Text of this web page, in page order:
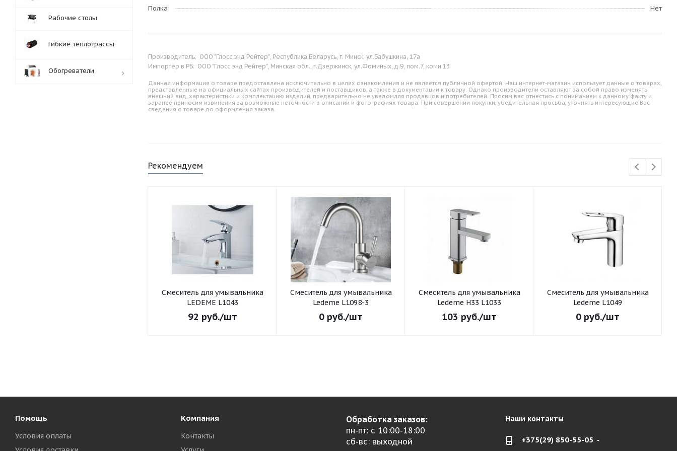
Полка Нет
Производитель: ООО "Глосс энд Рейтер", Республика Беларусь, г. Минск, ул.Бабушкина, 17а
Импортёр в РБ: ООО "Глосс энд Рейтер", Минская обл., г.Дзержинск, ул.Фоминых, д.9, пом.7, комн.13
Данная информация о товаре предоставлена исключительно в целях ознакомления и не является публичной офертой. Наш интернет-магазин использует данные о товарах,
представленные на официальных сайтах производителей и поставщиков, а также в документации к товару. Однако производители оставляют за собой право изменять
внешний вид, характеристики и комплектацию изделий, предварительно не уведомляя продавцов и потребителей. Просим вас отнестись с пониманием к данному факту и
заранее приносим извинения за возможные неточности в описании и фотографиях товара. При совершении покупки, убедительная просьба, уточнять интересующие Вас
сведения о товаре до оформления заказа.
Рекомендуем
Смеситель для умывальника
LEDEME L1043
92 руб./шт
Смеситель для умывальника
Ledeme L1098-3
0 руб./шт
Смеситель для умывальника
Ledeme H33 L1033
103 руб./шт
Смеситель для умывальника
Ledeme L1049
0 руб./шт
Рабочие столы
Гибкие теплотрассы
Обогреватели
Помощь
Условия оплаты
Компания
Контакты
Обработка заказов:
пн-пт: с 10:00-18:00
сб-вс: выходной
Наши контакты
+375(29) 850-55-05